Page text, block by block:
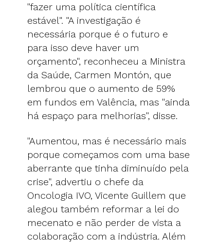
"fazer uma política científica
estável". "A investigação é
necessária porque é o futuro e
para isso deve haver um
orçamento", reconheceu a Ministra
da Saúde, Carmen Montón, que
lembrou que o aumento de 59%
em fundos em Valência, mas "ainda
há espaço para melhorias", disse.
"Aumentou, mas é necessário mais
porque começamos com uma base
aberrante que tinha diminuído pela
crise", advertiu o chefe da
Oncologia IVO, Vicente Guillem que
alegou também reformar a lei do
mecenato e não perder de vista a
colaboração com a indústria. Além